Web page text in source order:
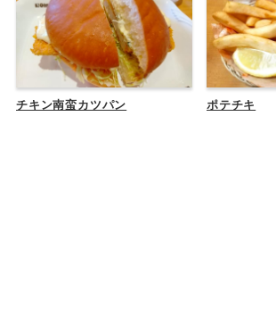
チキン南蛮カツパン ポテチキ